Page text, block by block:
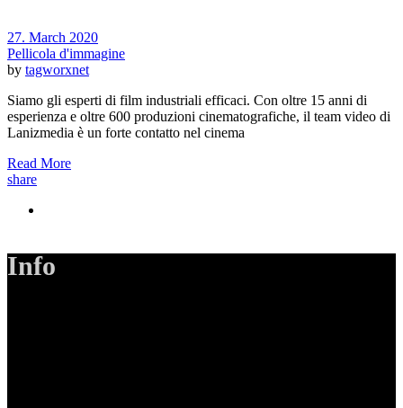
27. March 2020
Pellicola d'immagine
by tagworxnet
Siamo gli esperti di film industriali efficaci. Con oltre 15 anni di
esperienza e oltre 600 produzioni cinematografiche, il team video di
Lanizmedia è un forte contatto nel cinema
Read More
share
Info